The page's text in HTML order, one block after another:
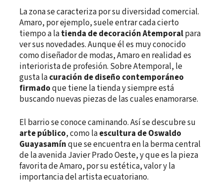
La zona se caracteriza por su diversidad comercial.
Amaro, por ejemplo, suele entrar cada cierto
tiempo a latienda de decoración Atemporalpara
ver sus novedades. Aunque él es muy conocido
como diseñador de modas, Amaro en realidad es
interiorista de profesión. Sobre Atemporal, le
gusta lacuración de diseño contemporáneo
firmadoque tiene la tienda y siempre está
buscando nuevas piezas de las cuales enamorarse.
El barrio se conoce caminando. Así se descubre su
arte público, como laescultura de Oswaldo
Guayasamínque se encuentra en la berma central
de la avenida Javier Prado Oeste, y que es la pieza
favorita de Amaro, por su estética, valor y la
importancia del artista ecuatoriano.